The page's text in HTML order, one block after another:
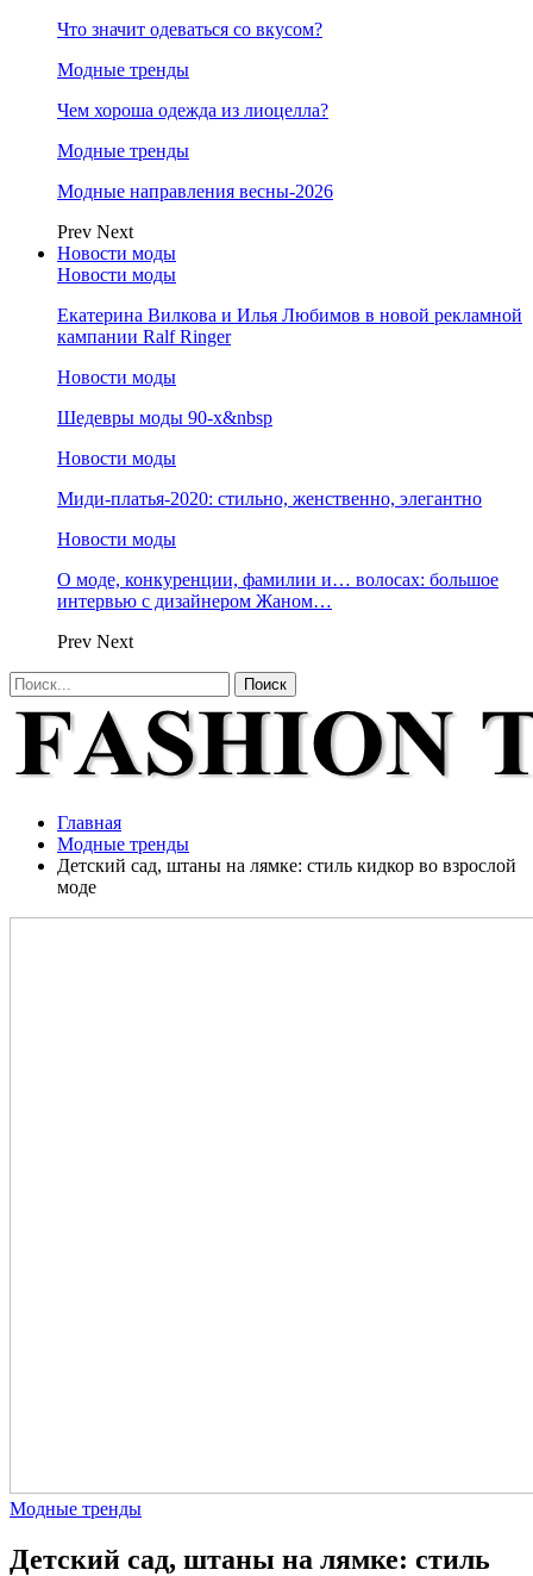
Что значит одеваться со вкусом?
Модные тренды
Чем хороша одежда из лиоцелла?
Модные тренды
Модные направления весны-2026
Prev Next
Новости моды
Новости моды
Екатерина Вилкова и Илья Любимов в новой рекламной
кампании Ralf Ringer
Новости моды
Шедевры моды 90-х&nbsp
Новости моды
Миди-платья-2020: стильно, женственно, элегантно
Новости моды
О моде, конкуренции, фамилии и… волосах: большое
интервью с дизайнером Жаном…
Prev Next
Главная
Модные тренды
Детский сад, штаны на лямке: стиль кидкор во взрослой
моде
Модные тренды
Детский сад, штаны на лямке: стиль